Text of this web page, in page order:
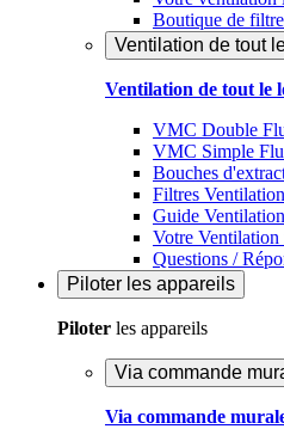
Boutique de
Ventilation de tout
Ventilation de tout le
VMC Double
VMC Simple
Bouches
Filtres
Guide Ventilation
Votre Ventilation
Questions /
Piloter les appareils
Piloter les appareils
Via commande
Via commande